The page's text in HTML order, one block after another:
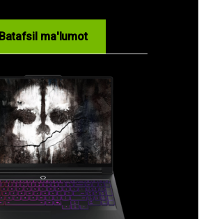
Batafsil ma'lumot